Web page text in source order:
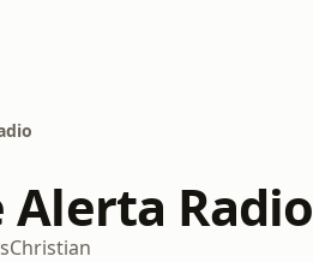
Alerta Radio
Christian